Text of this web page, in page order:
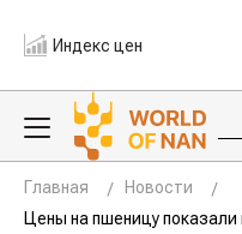
Индекс цен
Главная
Новости
Цены на пшеницу